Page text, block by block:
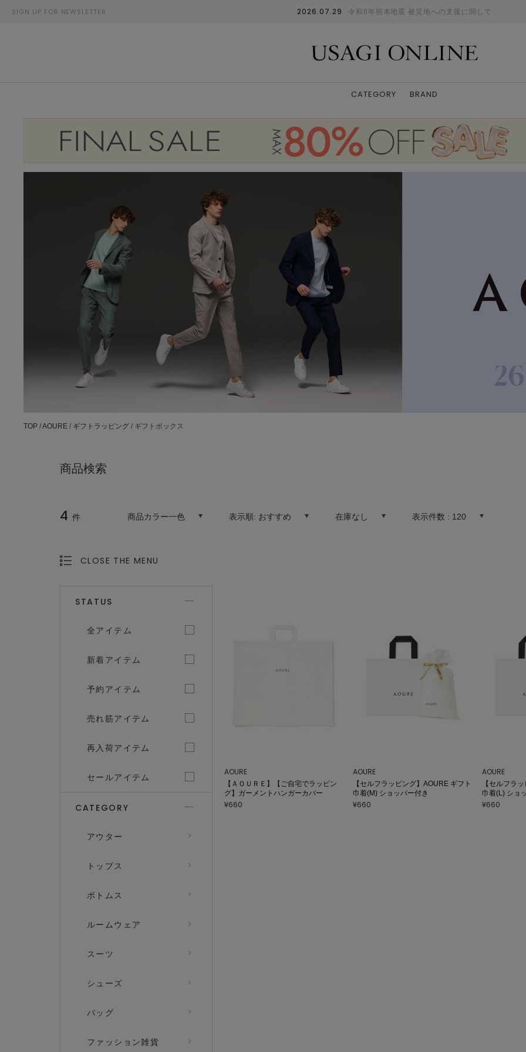
SIGN UP FOR NEWSLETTER 2026.07.29 令和8年熊本地震 被災地への支援に関して
CATEGORY BRAND
TOP /AOURE / ギフトラッピング / ギフトボックス
商品検索
4 件 商品カラー一色 表示順: おすすめ 在庫なし 表示件数 : 120
CLOSE THE MENU
STATUS
全アイテム
新着アイテム
予約アイテム
売れ筋アイテム
再入荷アイテム
セールアイテム
CATEGORY
アウター
トップス
ボトムス
ルームウェア
スーツ
シューズ
バッグ
ファッション雑貨
AOURE
【ＡＯＵＲＥ】【ご自宅でラッピン
グ】ガーメントハンガーカバー
¥660
AOURE
【セルフラッピング】AOURE ギフト
巾着(M) ショッパー付き
¥660
AOURE
【セルフラ
巾着(L) ショ
¥660